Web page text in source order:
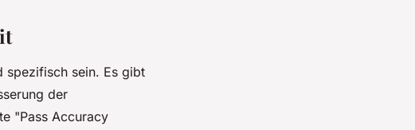
spezifisch sein. Es gibt
der
"Pass Accuracy